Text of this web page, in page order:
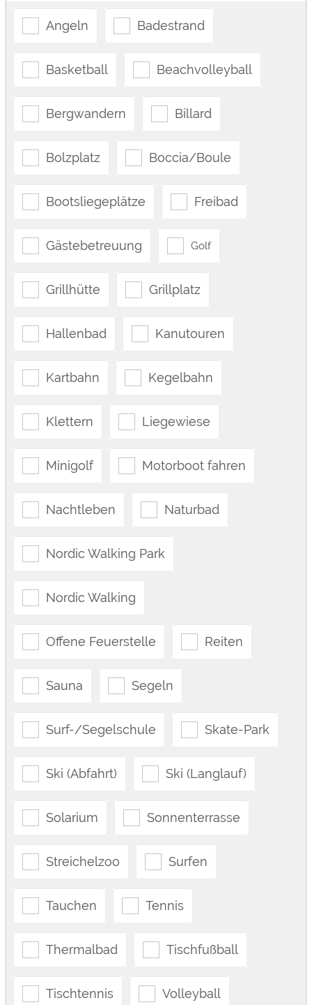
Angeln Badestrand
Basketball Beachvolleyball
Bergwandern Billard
Bolzplatz Boccia/Boule
Bootsliegeplätze Freibad
Gästebetreuung Golf
Grillhütte Grillplatz
Hallenbad Kanutouren
Kartbahn Kegelbahn
Klettern Liegewiese
Minigolf Motorboot fahren
Nachtleben Naturbad
Nordic Walking Park
Nordic Walking
Offene Feuerstelle Reiten
Sauna Segeln
Surf-/Segelschule Skate-Park
Ski (Abfahrt) Ski (Langlauf)
Solarium Sonnenterrasse
Streichelzoo Surfen
Tauchen Tennis
Thermalbad Tischfußball
Tischtennis Volleyball